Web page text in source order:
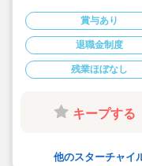
や、わらべ
修に参加い
能）
◆年間休日
禁止！プラ
◆月給30.7万
か月)と株式
◆書類作成
◆否定語、禁
◆食育にも
出来ます♪
賞与あり
退職金制度
残業ほぼなし
キープする
他のスターチャイ